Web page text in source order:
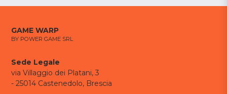
GAME WARP
BY POWER GAME SRL
Sede Legale
via Villaggio dei Platani, 3
- 25014 Castenedolo, Brescia